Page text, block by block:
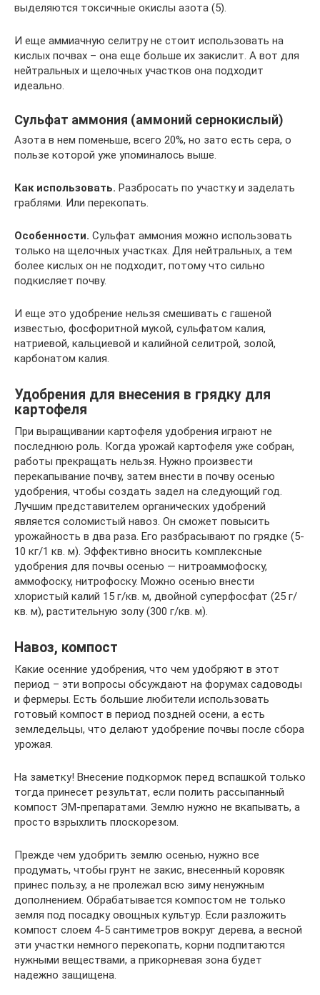
выделяются токсичные окислы азота (5).
И еще аммиачную селитру не стоит использовать на
кислых почвах – она еще больше их закислит. А вот для
нейтральных и щелочных участков она подходит
идеально.
Сульфат аммония (аммоний сернокислый)
Азота в нем поменьше, всего 20%, но зато есть сера, о
пользе которой уже упоминалось выше.
Как использовать. Разбросать по участку и заделать
граблями. Или перекопать.
Особенности. Сульфат аммония можно использовать
только на щелочных участках. Для нейтральных, а тем
более кислых он не подходит, потому что сильно
подкисляет почву.
И еще это удобрение нельзя смешивать с гашеной
известью, фосфоритной мукой, сульфатом калия,
натриевой, кальциевой и калийной селитрой, золой,
карбонатом калия.
Удобрения для внесения в грядку для
картофеля
При выращивании картофеля удобрения играют не
последнюю роль. Когда урожай картофеля уже собран,
работы прекращать нельзя. Нужно произвести
перекапывание почву, затем внести в почву осенью
удобрения, чтобы создать задел на следующий год.
Лучшим представителем органических удобрений
является соломистый навоз. Он сможет повысить
урожайность в два раза. Его разбрасывают по грядке (5-
10 кг/1 кв. м). Эффективно вносить комплексные
удобрения для почвы осенью — нитроаммофоску,
аммофоску, нитрофоску. Можно осенью внести
хлористый калий 15 г/кв. м, двойной суперфосфат (25 г/
кв. м), растительную золу (300 г/кв. м).
Навоз, компост
Какие осенние удобрения, что чем удобряют в этот
период – эти вопросы обсуждают на форумах садоводы
и фермеры. Есть большие любители использовать
готовый компост в период поздней осени, а есть
земледельцы, что делают удобрение почвы после сбора
урожая.
На заметку! Внесение подкормок перед вспашкой только
тогда принесет результат, если полить рассыпанный
компост ЭМ-препаратами. Землю нужно не вкапывать, а
просто взрыхлить плоскорезом.
Прежде чем удобрить землю осенью, нужно все
продумать, чтобы грунт не закис, внесенный коровяк
принес пользу, а не пролежал всю зиму ненужным
дополнением. Обрабатывается компостом не только
земля под посадку овощных культур. Если разложить
компост слоем 4-5 сантиметров вокруг дерева, а весной
эти участки немного перекопать, корни подпитаются
нужными веществами, а прикорневая зона будет
надежно защищена.